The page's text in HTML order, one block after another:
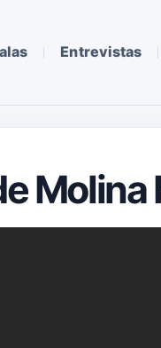
Entrevistas
Molina